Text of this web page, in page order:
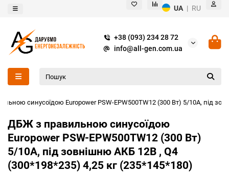
UA | RU
+38 (093) 234 28 72
info@all-gen.com.ua
синусоїдою Europower PSW-EPW500TW12 (300 Вт) 5/10А, під
ДБЖ з правильною синусоїдою
Europower PSW-EPW500TW12 (300 Вт)
5/10А, під зовнішню АКБ 12В , Q4
(300*198*235) 4,25 кг (235*145*180)